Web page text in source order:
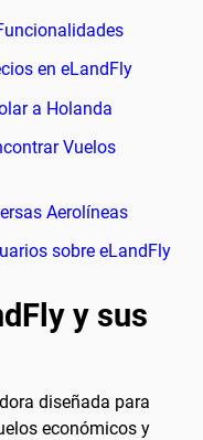
en eLandFly
a Holanda
Vuelos
Aerolíneas
sobre eLandFly
y sus
diseñada para
económicos y